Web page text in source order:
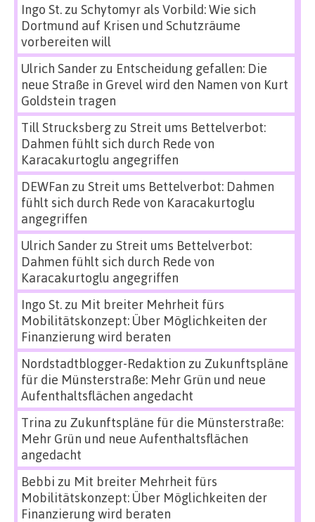
Ingo St.zu Schytomyr als Vorbild: Wie sich
Dortmund auf Krisen und Schutzräume
vorbereiten will
Ulrich Sanderzu Entscheidung gefallen: Die
neue Straße in Grevel wird den Namen von Kurt
Goldstein tragen
Till Strucksbergzu Streit ums Bettelverbot:
Dahmen fühlt sich durch Rede von
Karacakurtoglu angegriffen
DEWFan zu Streit ums Bettelverbot: Dahmen
fühlt sich durch Rede von Karacakurtoglu
angegriffen
Ulrich Sanderzu Streit ums Bettelverbot:
Dahmen fühlt sich durch Rede von
Karacakurtoglu angegriffen
Ingo St.zu Mit breiter Mehrheit fürs
Mobilitätskonzept: Über Möglichkeiten der
Finanzierung wird beraten
Nordstadtblogger-Redaktion zu Zukunftspläne
für die Münsterstraße: Mehr Grün und neue
Aufenthaltsflächen angedacht
Trina zu Zukunftspläne für die Münsterstraße:
Mehr Grün und neue Aufenthaltsflächen
angedacht
Bebbi zu Mit breiter Mehrheit fürs
Mobilitätskonzept: Über Möglichkeiten der
Finanzierung wird beraten